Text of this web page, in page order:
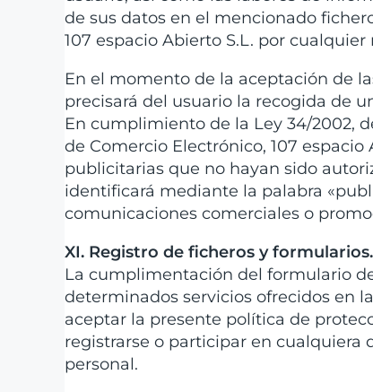
de sus datos en el mencionado
107 espacio Abierto S.L. por
En el momento de la aceptación de
precisará del usuario la recogida de
En cumplimiento de la Ley 34/2002,
de Comercio Electrónico, 107
publicitarias que no hayan sido
identificará mediante la palabra
comunicaciones comerciales o
XI. Registro de ficheros y formularios.
La cumplimentación del formulario
determinados servicios ofrecidos en
aceptar la presente política de
registrarse o participar en cualquiera
personal.